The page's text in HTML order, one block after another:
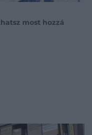
most hozzá